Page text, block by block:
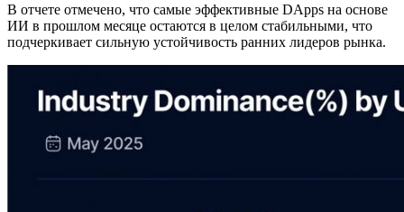
В отчете отмечено, что самые эффективные DApps на основе
ИИ в прошлом месяце остаются в целом стабильными, что
подчеркивает сильную устойчивость ранних лидеров рынка.